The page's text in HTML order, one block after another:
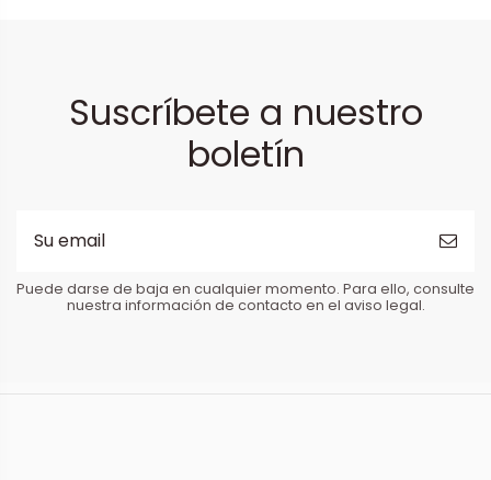
Suscríbete a nuestro
boletín
Puede darse de baja en cualquier momento. Para ello, consulte
nuestra información de contacto en el aviso legal.